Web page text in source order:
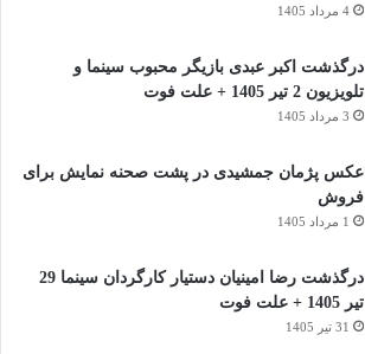
4 مرداد 1405
درگذشت اکبر عبدی بازیگر محبوب سینما و
تلویزیون 2 تیر 1405 + علت فوت
3 مرداد 1405
عکس پژمان جمشیدی در پشت صحنه نمایش برای
فروش
1 مرداد 1405
درگذشت رضا امینیان دستیار کارگردان سینما 29
تیر 1405 + علت فوت
31 تیر 1405